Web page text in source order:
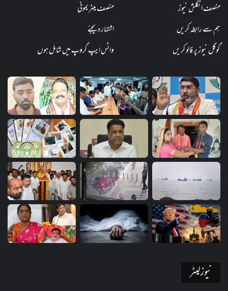
منصف انگلش نیوز
منصف میٹریمونی
ہم سے رابطہ کریں
اشتہار دیجئے
گوگل نیوز پر فالو کریں
واٹس ایپ گروپ میں شامل ہوں
نیوز لیٹر